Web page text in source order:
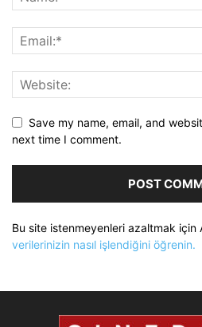
Save my name, email, and
next time I comment.
Bu site istenmeyenleri azaltmak için
verilerinizin nasıl işlendiğini öğrenin.